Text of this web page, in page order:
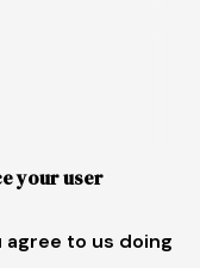
your user
to us doing